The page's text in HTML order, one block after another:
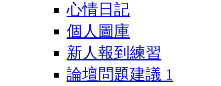
心情日記
個人圖庫
新人報到練習
論壇問題建議 1